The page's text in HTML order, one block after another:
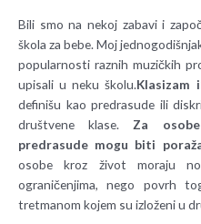
Bili smo na nekoj zabavi i
škola za bebe. Moj
popularnosti raznih muzičkih
upisali u neku školu.Klasizam
definišu kao predrasude ili
društvene klase. Za
predrasude mogu biti
osobe kroz život moraju
ograničenjima, nego povrh
tretmanom kojem su izloženi u